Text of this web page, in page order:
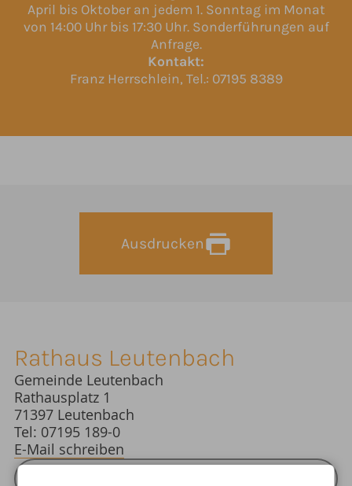
April bis Oktober an jedem 1. Sonntag im Monat
von 14:00 Uhr bis 17:30 Uhr. Sonderführungen auf
Anfrage.
Kontakt:
Franz Herrschlein, Tel.: 07195 8389
Ausdrucken
Rathaus Leutenbach
Gemeinde Leutenbach
Rathausplatz 1
71397 Leutenbach
Tel: 07195 189-0
E-Mail schreiben